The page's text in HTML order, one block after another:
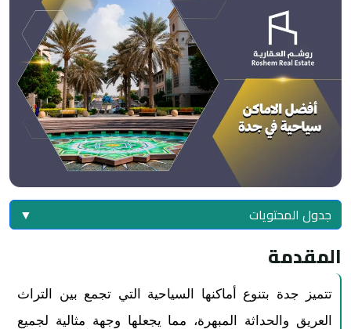
جدول المحتويات ▼
المقدمة
تتميز جدة بتنوع أماكنها السياحية التي تجمع بين التراث
العريق والحداثة المبهرة، مما يجعلها وجهة مثالية لجميع